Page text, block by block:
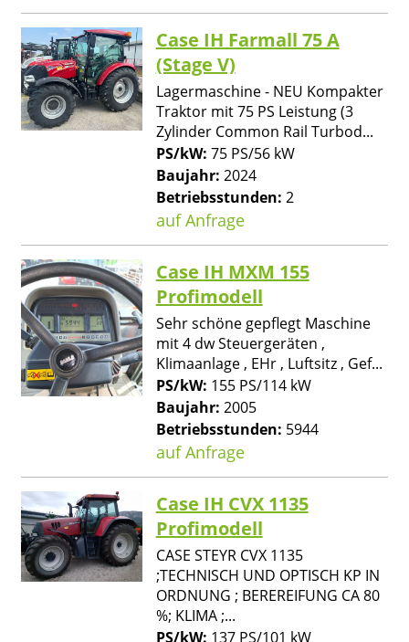
Case IH Farmall 75 A
(Stage V)
Lagermaschine - NEU Kompakter
Traktor mit 75 PS Leistung (3
Zylinder Common Rail Turbod...
PS/kW: 75 PS/56 kW
Baujahr: 2024
Betriebsstunden: 2
auf Anfrage
Case IH MXM 155
Profimodell
Sehr schöne gepflegt Maschine
mit 4 dw Steuergeräten ,
Klimaanlage , EHr , Luftsitz , Gef...
PS/kW: 155 PS/114 kW
Baujahr: 2005
Betriebsstunden: 5944
auf Anfrage
Case IH CVX 1135
Profimodell
CASE STEYR CVX 1135
;TECHNISCH UND OPTISCH KP IN
ORDNUNG ; BEREREIFUNG CA 80
%; KLIMA ;...
PS/kW: 137 PS/101 kW